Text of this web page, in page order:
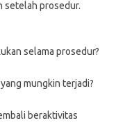
setelah prosedur.
selama prosedur?
mungkin terjadi?
beraktivitas